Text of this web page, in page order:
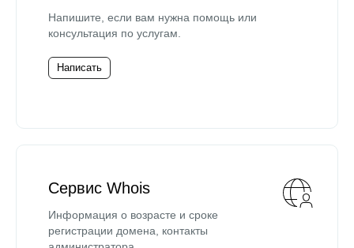
Напишите, если вам нужна помощь или
консультация по услугам.
Написать
Сервис Whois
Информация о возрасте и сроке
регистрации домена, контакты